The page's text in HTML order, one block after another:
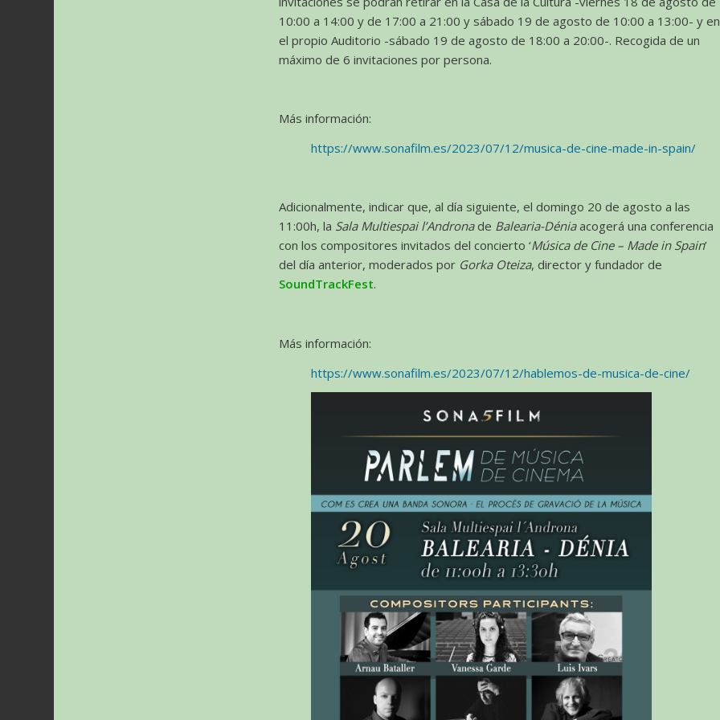
10:00 a 14:00 y de 17:00 a 21:00 y sábado 19 de agosto de 10:00 a 13:00- y en
el propio Auditorio -sábado 19 de agosto de 18:00 a 20:00-. Recogida de un
máximo de 6 invitaciones por persona.
Más información:
https://www.sonafilm.es/2023/07/12/musica-de-cine-made-in-spain/
Adicionalmente, indicar que, al día siguiente, el domingo 20 de agosto a las
11:00h, la Sala Multiespai l’Andronade Balearia-Déniaacogerá una conferencia
con los compositores invitados del concierto ‘Música de Cine – Made in Spain’
del día anterior, moderados por Gorka Oteiza, director y fundador de
SoundTrackFest.
Más información:
https://www.sonafilm.es/2023/07/12/hablemos-de-musica-de-cine/